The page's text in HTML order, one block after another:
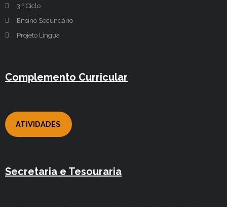
3.º Ciclo
Ensino Secundário
Projeto Língua
Complemento Curricular
ATIVIDADES
Secretaria e Tesouraria